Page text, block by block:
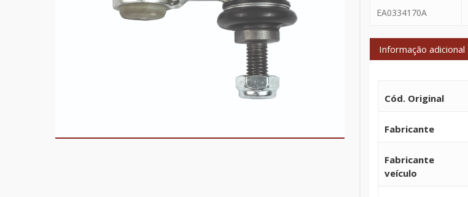
EA0334170A
Informação adicional
Cód. Original
Fabricante
Fabricante
veículo